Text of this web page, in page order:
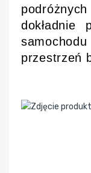
dokładnie
przestrzeń